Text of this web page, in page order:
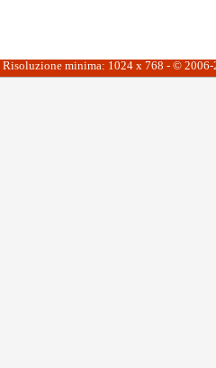
Risoluzione minima: 1024 x 768 - ©